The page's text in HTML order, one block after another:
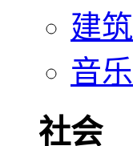
建筑
音乐
社会